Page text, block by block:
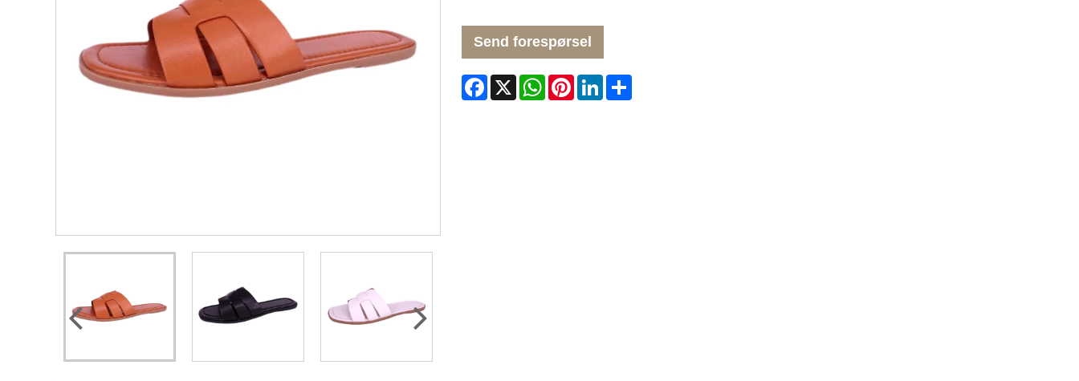
Send forespørsel
Facebook
X WhatsApp
PinterestLinkedIn